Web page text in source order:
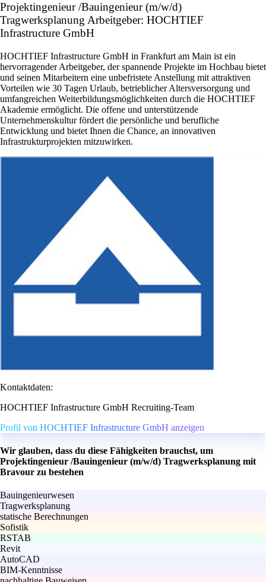
Projektingenieur /Bauingenieur (m/w/d)
Tragwerksplanung Arbeitgeber: HOCHTIEF
Infrastructure GmbH
HOCHTIEF Infrastructure GmbH in Frankfurt am Main ist ein
hervorragender Arbeitgeber, der spannende Projekte im Hochbau bietet
und seinen Mitarbeitern eine unbefristete Anstellung mit attraktiven
Vorteilen wie 30 Tagen Urlaub, betrieblicher Altersversorgung und
umfangreichen Weiterbildungsmöglichkeiten durch die HOCHTIEF
Akademie ermöglicht. Die offene und unterstützende
Unternehmenskultur fördert die persönliche und berufliche
Entwicklung und bietet Ihnen die Chance, an innovativen
Infrastrukturprojekten mitzuwirken.
Kontaktdaten:
HOCHTIEF Infrastructure GmbH Recruiting-Team
Profil von HOCHTIEF Infrastructure GmbH anzeigen
Wir glauben, dass du diese Fähigkeiten brauchst, um
Projektingenieur /Bauingenieur (m/w/d) Tragwerksplanung mit
Bravour zu bestehen
Bauingenieurwesen
Tragwerksplanung
statische Berechnungen
Sofistik
RSTAB
Revit
AutoCAD
BIM-Kenntnisse